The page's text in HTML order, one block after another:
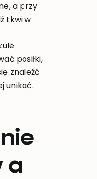
a przy
tkwi w
posiłki,
znaleźć
unikać.
a